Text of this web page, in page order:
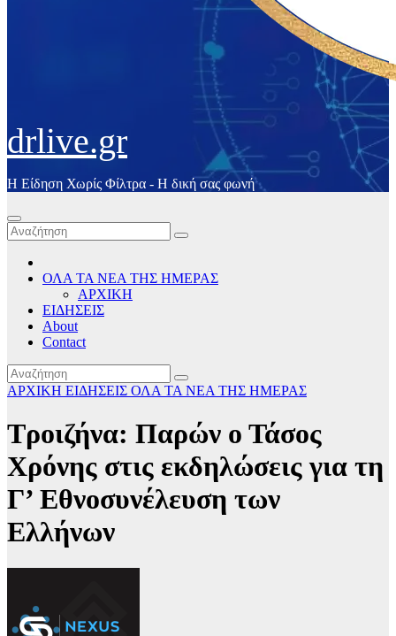
drlive.gr
Η Είδηση Χωρίς Φίλτρα - H δική σας φωνή
ΟΛΑ ΤΑ ΝΕΑ ΤΗΣ ΗΜΕΡΑΣ
ΑΡΧΙΚΗ
ΕΙΔΗΣΕΙΣ
About
Contact
ΑΡΧΙΚΗ ΕΙΔΗΣΕΙΣ ΟΛΑ ΤΑ ΝΕΑ ΤΗΣ ΗΜΕΡΑΣ
Τροιζήνα: Παρών ο Τάσος
Χρόνης στις εκδηλώσεις για τη
Γ’ Εθνοσυνέλευση των
Ελλήνων